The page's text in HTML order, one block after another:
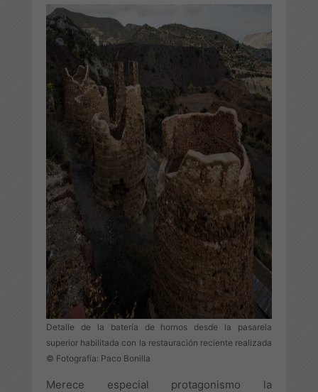
Detalle de la batería de hornos desde la pasarela
superior habilitada con la restauración reciente realizada
© Fotografía: Paco Bonilla
Merece especial protagonismo la